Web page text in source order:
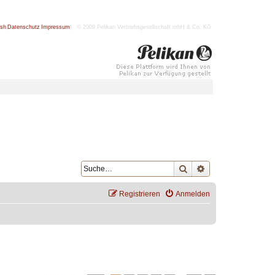
Datenschutz Impressum | © 2009 Pelikan Vertriebsgesellschaft mbH & Co. KG
Suche
Anmelden
Registrieren